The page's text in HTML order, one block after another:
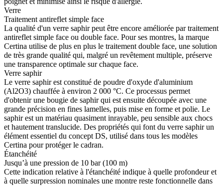
Verre
Traitement antireflet simple face
La qualité d'un verre saphir peut être encore améliorée par traitement
antireflet simple face ou double face. Pour ses montres, la marque
Certina utilise de plus en plus le traitement double face, une solution
de très grande qualité qui, malgré un revêtement multiple, préserve
une transparence optimale sur chaque face.
Verre saphir
Le verre saphir est constitué de poudre d'oxyde d'aluminium
(Al2O3) chauffée à environ 2 000 °C. Ce processus permet
d'obtenir une bougie de saphir qui est ensuite découpée avec une
grande précision en fines lamelles, puis mise en forme et polie. Le
saphir est un matériau quasiment inrayable, peu sensible aux chocs
et hautement translucide. Des propriétés qui font du verre saphir un
élément essentiel du concept DS, utilisé dans tous les modèles
Certina pour protéger le cadran.
Étanchéité
Jusqu’à une pression de 10 bar (100 m)
Cette indication relative à l'étanchéité indique à quelle profondeur et
à quelle surpression nominales une montre reste fonctionnelle dans